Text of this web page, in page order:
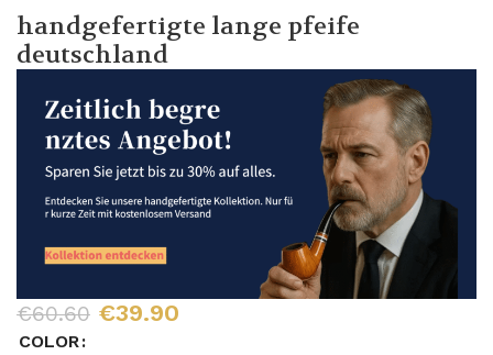
handgefertigte lange pfeife
deutschland
€60.60 €39.90
COLOR